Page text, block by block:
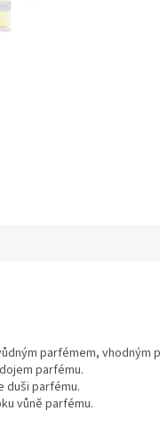
parfémem, vhodným
parfému.
duši parfému.
vůně parfému.